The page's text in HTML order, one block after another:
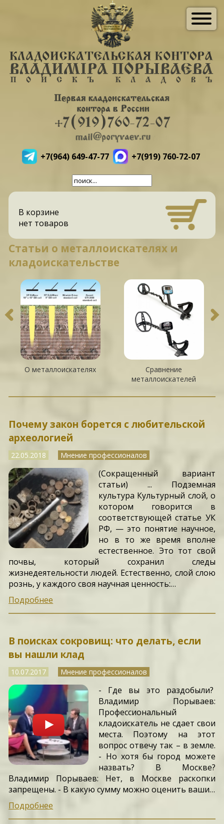
+7(964) 649-47-77 +7(919) 760-72-07
В корзине
нет товаров
Статьи о металлоискателях и
кладоискательстве
О металлоискателях
Сравнение
металлоискателей
Почему закон борется с любительской
археологией
22.05.2018 Мнение профессионалов
(Сокращенный вариант
статьи) ... Подземная
культура Культурный слой, о
котором говорится в
соответствующей статье УК
РФ, — это понятие научное,
но в то же время вполне
естественное. Это тот свой
почвы, который сохранил следы
жизнедеятельности людей. Естественно, слой слою
рознь, у каждого своя научная ценность:…
Подробнее
В поисках сокровищ: что делать, если
вы нашли клад
10.07.2017 Мнение профессионалов
- Где вы это раздобыли?
Владимир Порываев:
Профессиональный
кладоискатель не сдает свои
места. Поэтому на этот
вопрос отвечу так – в земле.
- Но хотя бы город можете
назвать? В Москве?
Владимир Порываев: Нет, в Москве раскопки
запрещены. - В какую сумму можно оценить ваши…
Подробнее